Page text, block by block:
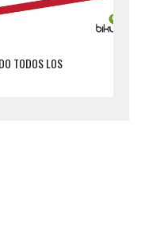
TODOS LOS